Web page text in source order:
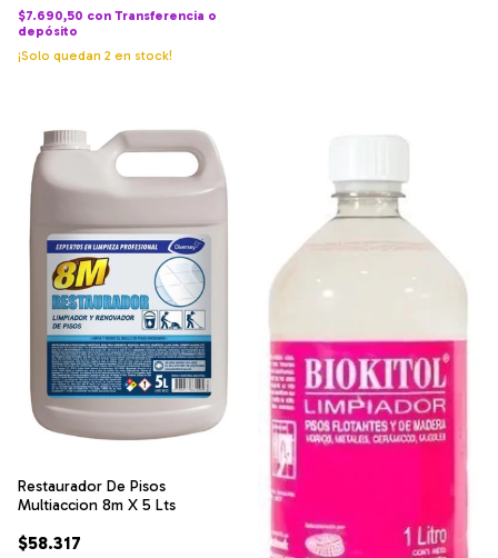
$7.690,50 con Transferencia o
depósito
¡Solo quedan 2 en stock!
Restaurador De Pisos
Multiaccion 8m X 5 Lts
$58.317